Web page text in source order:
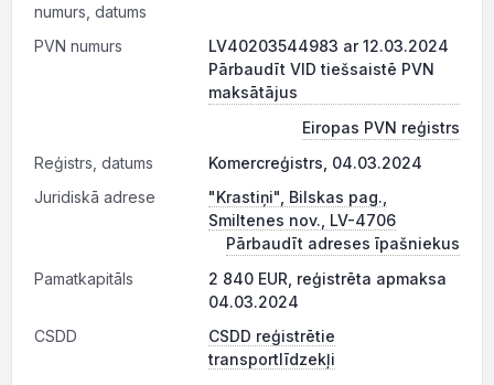
numurs, datums
PVN numurs
LV40203544983 ar 12.03.2024
Pārbaudīt VID tiešsaistē PVN
maksātājus
Eiropas PVN reģistrs
Reģistrs, datums
Komercreģistrs, 04.03.2024
Juridiskā adrese
"Krastiņi", Bilskas pag.,
Smiltenes nov., LV-4706
Pārbaudīt adreses īpašniekus
Pamatkapitāls
2 840 EUR, reģistrēta apmaksa
04.03.2024
CSDD
CSDD reģistrētie
transportlīdzekļi